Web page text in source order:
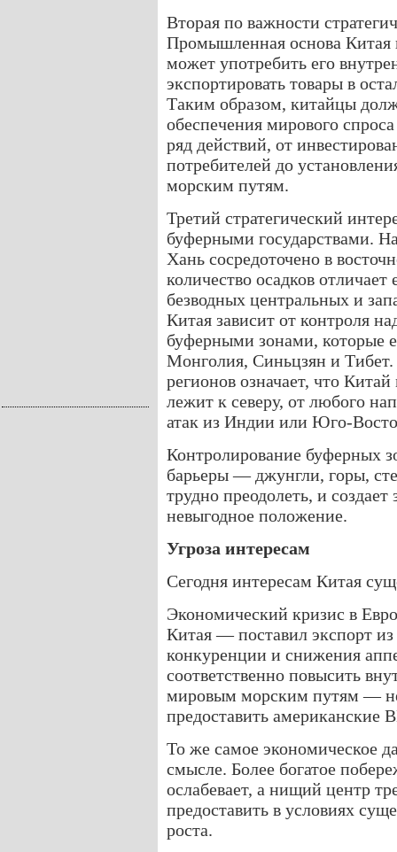
Вторая по важности
Промышленная основа Китая
может употребить его
экспортировать товары в
Таким образом, китайцы
обеспечения мирового
ряд действий, от
потребителей до
морским путям.
Третий стратегический
буферными государствами.
Хань сосредоточено в
количество осадков
безводных центральных и
Китая зависит от контроля
буферными зонами, которые
Монголия, Синьцзян и Тибет.
регионов означает, что
лежит к северу, от любого
атак из Индии или Юго-
Контролирование буферных
барьеры — джунгли, горы,
трудно преодолеть, и
невыгодное положение.
Угроза интересам
Сегодня интересам Китая
Экономический кризис в
Китая — поставил экспорт
конкуренции и снижения
соответственно повысить
мировым морским путям —
предоставить американские
То же самое экономическое
смысле. Более богатое
ослабевает, а нищий центр
предоставить в условиях
роста.